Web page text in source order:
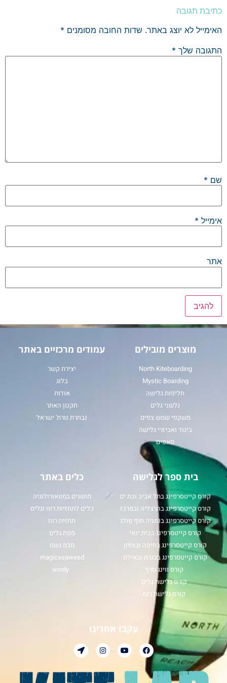
כתיבת תגובה
האימייל לא יוצג באתר. שדות החובה מסומנים *
התגובה שלך *
שם *
אימייל *
אתר
מוצרים מובילים
North Kiteboarding
Mystic Boarding
חליפות גלישה
גלשני גלים
משקפי שמש צפים
ביגוד ואביזרי גלישה
סאפים
עמודים מרכזיים באתר
יצירת קשר
בלוג
אודות
תקנון האתר
נבחרת נורת' ישראל
בית ספר לגלישה
קורס קייטסרפינג בתל אביב ובת ים
קורס קייטסרפינג בהרצליה ובמרכז
קורס קייטסרפינג בנתניה חוף פולג
קורס קייטסרפינג בבית ינאי
קורס קייטסרפינג בחיפה ובצפון
קורס קייטסרפינג בכנרת ובאילת
קורס ווינג סרף
קורס גלישת גלים
קורס גלישת רוח
כלים באתר
מושגים במטאורולוגיה
כלים לתחזיות רוח וגלים
תחזית רוח
מפת גלים
מכמ גשם
magicseaweed
windy
עקבו אחרינו